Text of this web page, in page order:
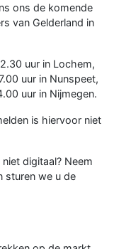
ons de komende
van Gelderland in
uur in Lochem,
uur in Nunspeet,
uur in Nijmegen.
is hiervoor niet
digitaal? Neem
sturen we u de